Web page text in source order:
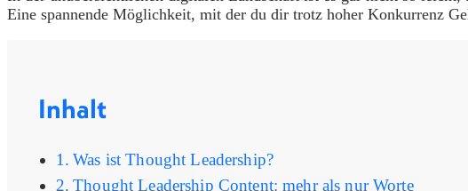
Eine spannende Möglichkeit, mit der du dir trotz hoher Konkurrenz
Inhalt
Was ist Thought Leadership?
Thought Leadership Content: mehr als nur Worte